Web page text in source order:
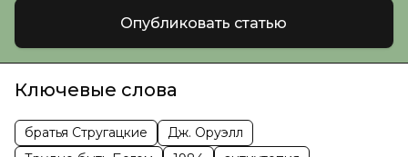
Опубликовать статью
Ключевые слова
братья Стругацкие
Дж. Оруэлл